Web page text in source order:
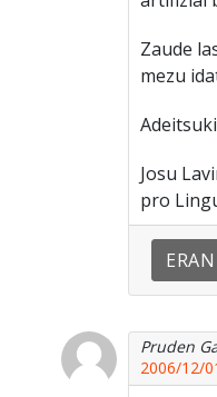
Zaude
mezu
Adeitsuki
Josu
pro
Pruden
2006/12/